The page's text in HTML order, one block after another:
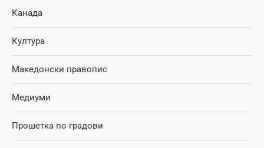
Канада
Култура
Македонски правопис
Медиуми
Прошетка по градови